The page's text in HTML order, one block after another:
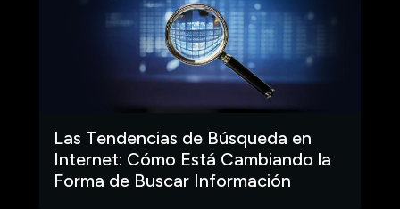
Las Tendencias de Búsqueda en
Internet: Cómo Está Cambiando la
Forma de Buscar Información